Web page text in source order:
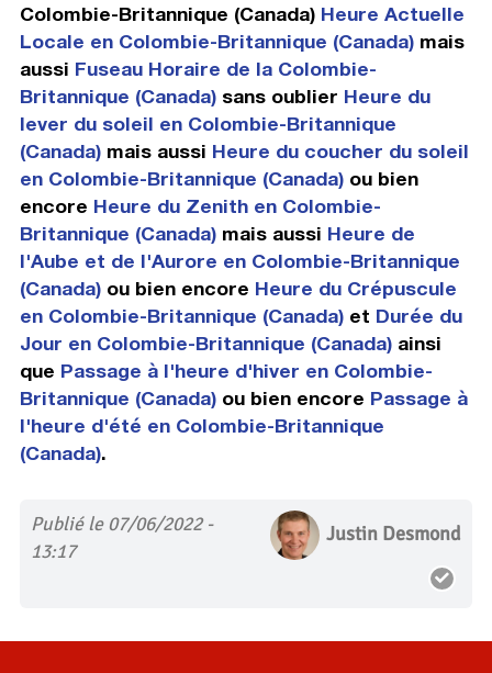
Colombie-Britannique (Canada) Heure Actuelle
Locale en Colombie-Britannique (Canada)mais
aussi Fuseau Horaire de la Colombie-
Britannique (Canada)sans oublier Heure du
lever du soleil en Colombie-Britannique
(Canada)mais aussi Heure du coucher du soleil
en Colombie-Britannique (Canada)ou bien
encore Heure du Zenith en Colombie-
Britannique (Canada)mais aussi Heure de
l'Aube et de l'Aurore en Colombie-Britannique
(Canada)ou bien encore Heure du Crépuscule
en Colombie-Britannique (Canada)et Durée du
Jour en Colombie-Britannique (Canada)ainsi
que Passage à l'heure d'hiver en Colombie-
Britannique (Canada)ou bien encore Passage à
l'heure d'été en Colombie-Britannique
(Canada).
Publié le 07/06/2022 -
13:17
Justin Desmond